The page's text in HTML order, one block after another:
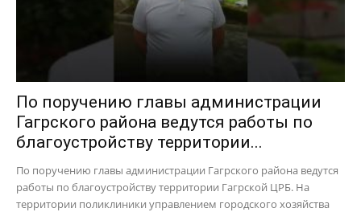
По поручению главы администрации
Гагрского района ведутся работы по
благоустройству территории...
По поручению главы администрации Гагрского района ведутся
работы по благоустройству территории Гагрской ЦРБ. На
территории поликлиники управлением городского хозяйства